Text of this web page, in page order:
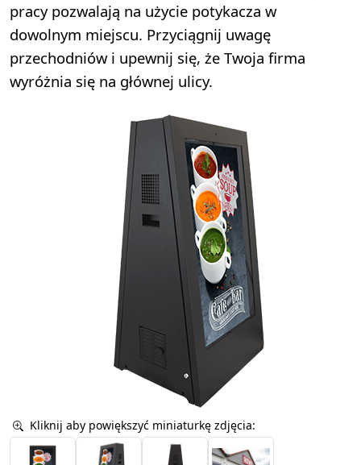
pracy pozwalają na użycie potykacza w
dowolnym miejscu. Przyciągnij uwagę
przechodniów i upewnij się, że Twoja firma
wyróżnia się na głównej ulicy.
Kliknij aby powiększyć miniaturkę zdjęcia: